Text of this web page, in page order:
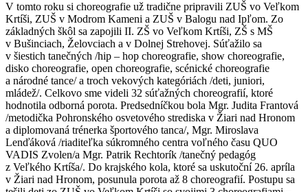
V tomto roku si choreografie už tradične pripravili ZUŠ vo Veľkom
Krtíši, ZUŠ v Modrom Kameni a ZUŠ v Balogu nad Ipľom. Zo
základných škôl sa zapojili II. ZŠ vo Veľkom Krtíši, ZŠ s MŠ
v Bušinciach, Želovciach a v Dolnej Strehovej. Súťažilo sa
v šiestich tanečných /hip – hop choreografie, show choreografie,
disko choreografie, open choreografie, scénické choreografie
a národné tance/ a troch vekových kategóriách /deti, juniori,
mládež/. Celkovo sme videli 32 súťažných choreografií, ktoré
hodnotila odborná porota. Predsedníčkou bola Mgr. Judita Frantová
/metodička Pohronského osvetového strediska v Žiari nad Hronom
a diplomovaná trénerka športového tanca/, Mgr. Miroslava
Lenďáková /riaditeľka súkromného centra voľného času QUO
VADIS Zvolen/a Mgr. Patrik Rechtorík /tanečný pedagóg
z Veľkého Krtíša/. Do krajského kola, ktoré sa uskutoční 26. apríla
v Žiari nad Hronom, posunula porota až 8 choreografií. Postupu sa